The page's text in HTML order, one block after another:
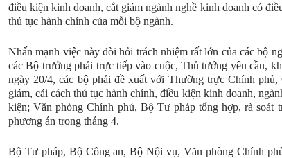
điều kiện kinh doanh, cắt giảm ngành nghề kinh doanh có
thủ tục hành chính của mỗi bộ ngành.
Nhấn mạnh việc này đòi hỏi trách nhiệm rất lớn của các bộ
các Bộ trưởng phải trực tiếp vào cuộc, Thủ tướng yêu cầu,
ngày 20/4, các bộ phải đề xuất với Thường trực Chính
giảm, cải cách thủ tục hành chính, điều kiện kinh doanh,
kiện; Văn phòng Chính phủ, Bộ Tư pháp tổng hợp, rà soát
phương án trong tháng 4.
Bộ Tư pháp, Bộ Công an, Bộ Nội vụ, Văn phòng Chính